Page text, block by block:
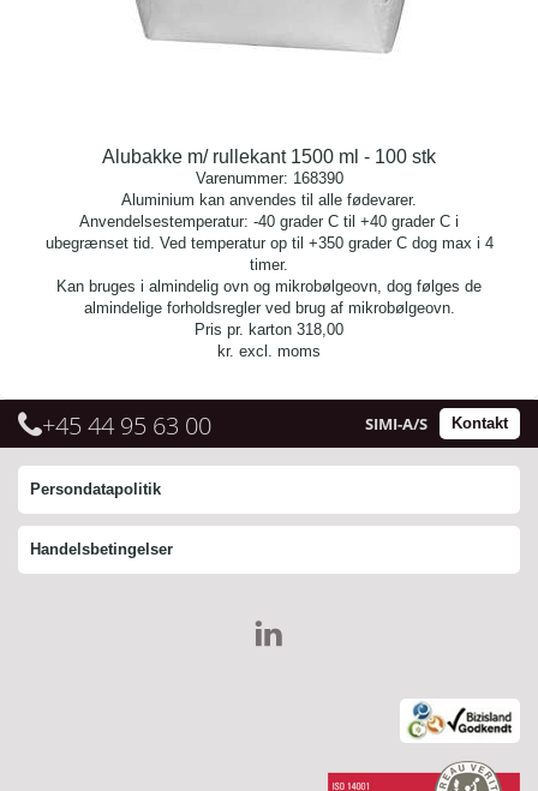
Alubakke m/ rullekant 1500 ml - 100 stk
Varenummer: 168390
Aluminium kan anvendes til alle fødevarer.
Anvendelsestemperatur: -40 grader C til +40 grader C i
ubegrænset tid. Ved temperatur op til +350 grader C dog max i 4
timer.
Kan bruges i almindelig ovn og mikrobølgeovn, dog følges de
almindelige forholdsregler ved brug af mikrobølgeovn.
Pris pr. karton 318,00
kr. excl. moms
+45 44 95 63 00 Kontakt
SIMI-A/S
Persondatapolitik
Handelsbetingelser